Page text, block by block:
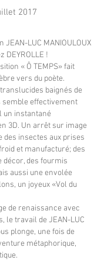
2017
JEAN-LUC MANIOULOUX
DEYROLLE !
« Ô TEMPS» fait
vers du poète.
baignés de
effectivement
un instantané
3D. Un arrêt sur image
des insectes aux prises
et manufacturé; des
des fourmis
aussi une envolée
un joyeux «Vol du
de renaissance avec
le travail de JEAN-LUC
plonge, une fois de
métaphorique,